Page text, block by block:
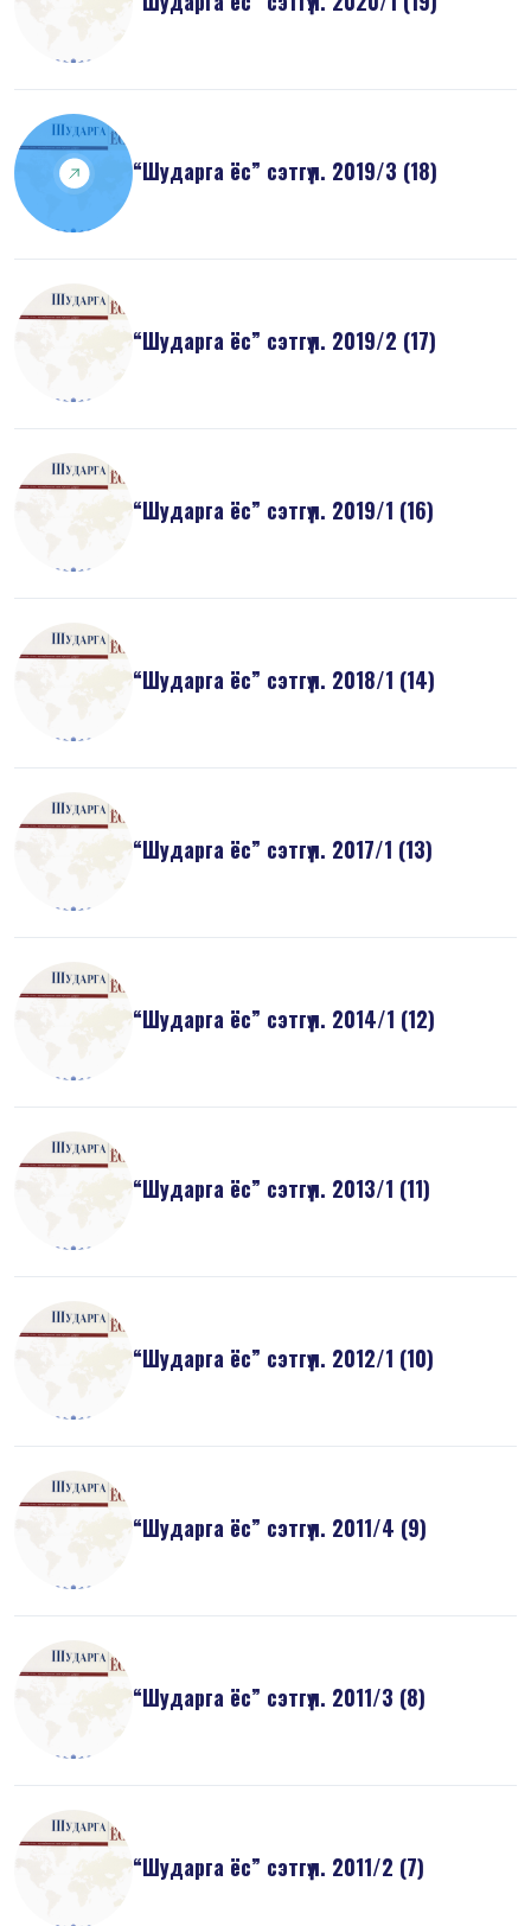
“Шударга ёс” сэтгүүл. 2019/3 (18)
“Шударга ёс” сэтгүүл. 2019/2 (17)
“Шударга ёс” сэтгүүл. 2019/1 (16)
“Шударга ёс” сэтгүүл. 2018/1 (14)
“Шударга ёс” сэтгүүл. 2017/1 (13)
“Шударга ёс” сэтгүүл. 2014/1 (12)
“Шударга ёс” сэтгүүл. 2013/1 (11)
“Шударга ёс” сэтгүүл. 2012/1 (10)
“Шударга ёс” сэтгүүл. 2011/4 (9)
“Шударга ёс” сэтгүүл. 2011/3 (8)
“Шударга ёс” сэтгүүл. 2011/2 (7)